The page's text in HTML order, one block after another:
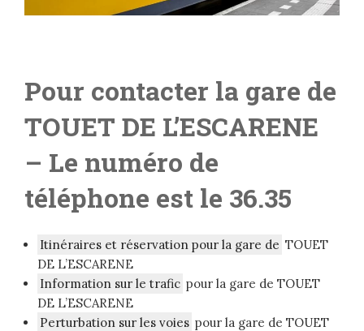
Pour contacter la gare de
TOUET DE L’ESCARENE
– Le numéro de
téléphone est le 36.35
Itinéraires et réservation pour la gare de TOUET
DE L’ESCARENE
Information sur le trafic pour la gare de TOUET
DE L’ESCARENE
Perturbation sur les voies pour la gare de TOUET